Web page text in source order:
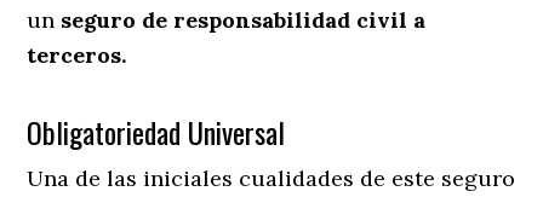
un seguro de responsabilidad civil a
terceros.
Obligatoriedad Universal
Una de las iniciales cualidades de este seguro